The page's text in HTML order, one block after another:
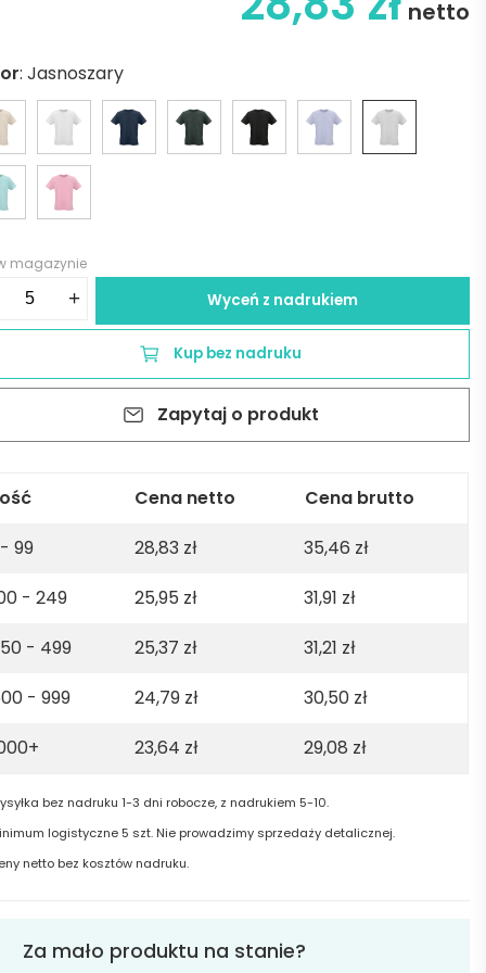
netto
: Jasnoszary
magazynie
+ Wyceń z nadrukiem
Kup bez nadruku
Zapytaj o produkt
Cena netto
Cena brutto
- 99
28,83 zł 35,46 zł
- 249
25,95 zł 31,91 zł
- 499
25,37 zł 31,21 zł
- 999
24,79 zł 30,50 zł
23,64 zł 29,08 zł
bez nadruku 1-3 dni robocze, z nadrukiem 5-10.
logistyczne 5 szt. Nie prowadzimy sprzedaży detalicznej.
netto bez kosztów nadruku.
Za mało produktu na stanie?